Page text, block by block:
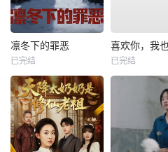
凛冬下的罪恶
已完结 已完结